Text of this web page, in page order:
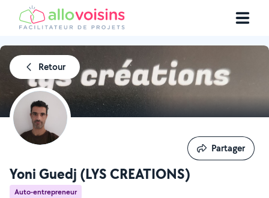
Retour
Yoni Guedj (LYS CREATIONS)
Auto-entrepreneur
Partager
Partager